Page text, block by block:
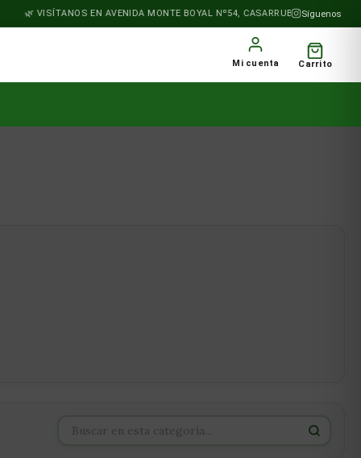
VISÍTANOS EN AVENIDA MONTE BOYAL Nº54, CASARRUBIOS DEL MONTE
Síguenos
Mi cuenta Carrito